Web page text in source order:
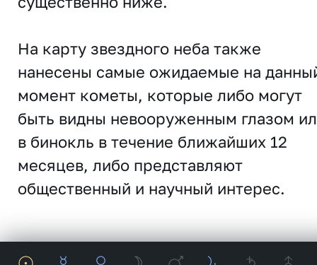
На карту звездного неба также
нанесены самые ожидаемые на
момент кометы, которые либо могут
быть видны невооруженным глазом
в бинокль в течение ближайших 12
месяцев, либо представляют
общественный и научный интерес.